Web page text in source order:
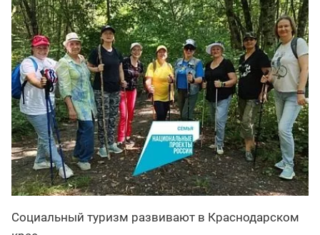
Социальный туризм развивают в Краснодарском